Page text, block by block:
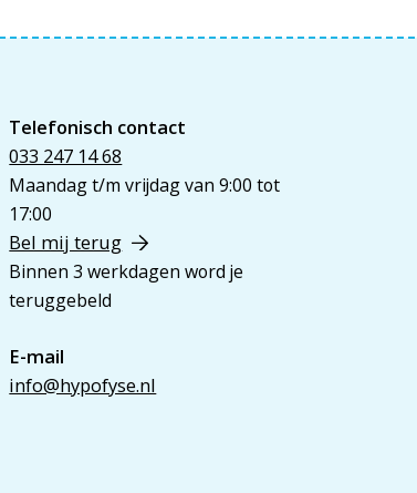
Telefonisch contact
033 247 14 68
Maandag t/m vrijdag van 9:00 tot
17:00
Bel mij terug
Binnen 3 werkdagen word je
teruggebeld
E-mail
info@hypofyse.nl